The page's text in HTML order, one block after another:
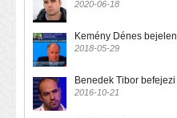
2020-06-18
Kemény Dénes
2018-05-29
Benedek Tibor
2016-10-21